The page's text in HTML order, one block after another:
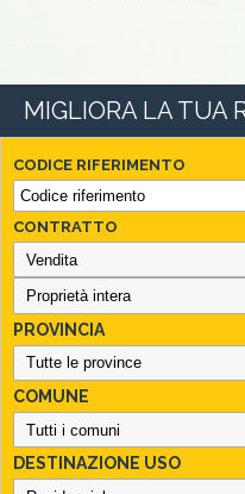
MIGLIORA LA TUA
CODICE RIFERIMENTO
CONTRATTO
PROVINCIA
COMUNE
DESTINAZIONE USO